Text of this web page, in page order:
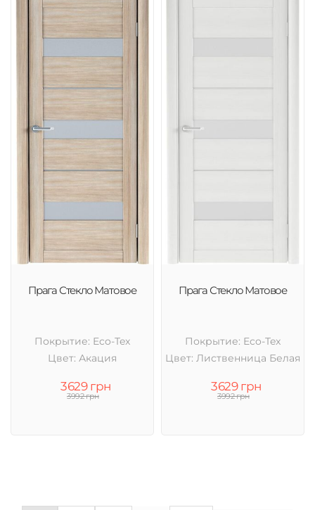
Прага Стекло Матовое
Покрытие: Eco-Tex
Цвет: Акация
3629 грн
3992 грн
Прага Стекло Матовое
Покрытие: Eco-Tex
Цвет: Лиственница Белая
3629 грн
3992 грн